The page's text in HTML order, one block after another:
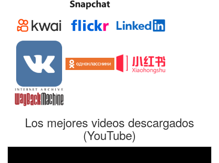
Los mejores videos descargados
(YouTube)